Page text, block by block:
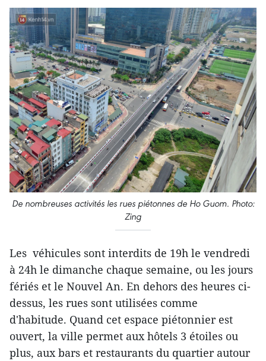
De nombreuses activités les rues piétonnes de Ho Guom. Photo:
Zing
Les véhicules sont interdits de 19h le vendredi
à 24h le dimanche chaque semaine, ou les jours
fériés et le Nouvel An. En dehors des heures ci-
dessus, les rues sont utilisées comme
d'habitude. Quand cet espace piétonnier est
ouvert, la ville permet aux hôtels 3 étoiles ou
plus, aux bars et restaurants du quartier autour